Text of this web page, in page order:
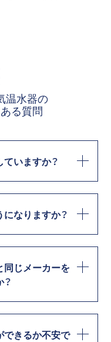
温水器の
る質問
いますか？
なりますか？
同じメーカーを
できるか不安で